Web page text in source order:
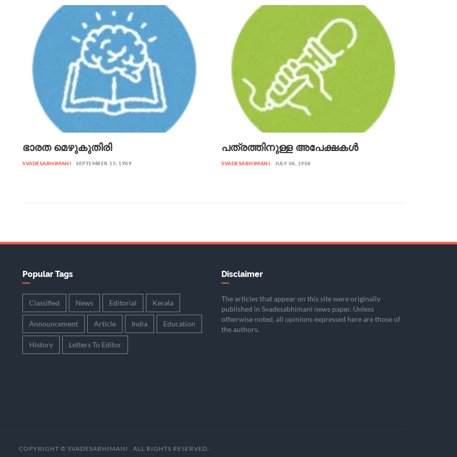
ഭാരത മെഴുകുതിരി
SVADESABHIMANI SEPTEMBER 15, 1909
പത്രത്തിനുള്ള അപേക്ഷകൾ
SVADESABHIMANI JULY 08, 1908
Popular Tags
Classified News Editorial Kerala
Announcement Article India Education
History Letters To Editor
Disclaimer
The articles that appear on this site were originally
published in Svadesabhimani news paper. Unless
otherwise noted, all opinions expressed here are those of
the authors.
COPYRIGHT © SVADESABHIMANI . ALL RIGHTS RESERVED.